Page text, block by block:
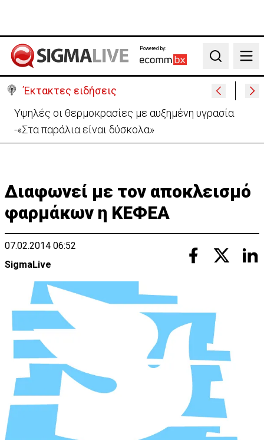
Powered by:
Search
Έκτακτες ειδήσεις
Υψηλές οι θερμοκρασίες με αυξημένη υγρασία
-«Στα παράλια είναι δύσκολα»
Διαφωνεί με τον αποκλεισμό
φαρμάκων η ΚΕΦΕΑ
07.02.2014 06:52
SigmaLive